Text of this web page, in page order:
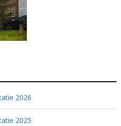
2026
2025